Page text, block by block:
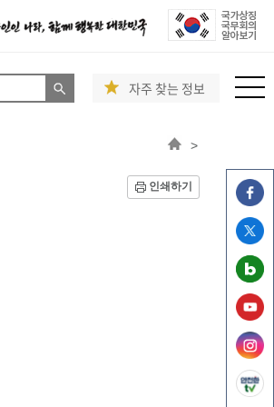
자주 찾는 정보
>
인쇄하기